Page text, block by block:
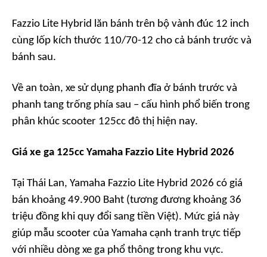
Fazzio Lite Hybrid lăn bánh trên bộ vành đúc 12 inch
cùng lốp kích thước 110/70-12 cho cả bánh trước và
bánh sau.
Về an toàn, xe sử dụng phanh đĩa ở bánh trước và
phanh tang trống phía sau – cấu hình phổ biến trong
phân khúc scooter 125cc đô thị hiện nay.
Giá xe ga 125cc Yamaha Fazzio Lite Hybrid 2026
Tại Thái Lan, Yamaha Fazzio Lite Hybrid 2026 có giá
bán khoảng 49.900 Baht (tương đương khoảng 36
triệu đồng khi quy đổi sang tiền Việt). Mức giá này
giúp mẫu scooter của Yamaha cạnh tranh trực tiếp
với nhiều dòng xe ga phổ thông trong khu vực.